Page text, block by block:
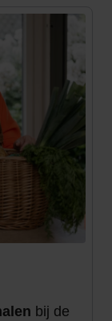
bij de